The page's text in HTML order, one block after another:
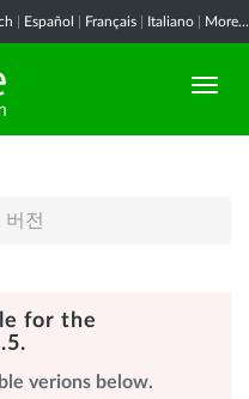
Español Français Italiano More...
전
for the
verions below.